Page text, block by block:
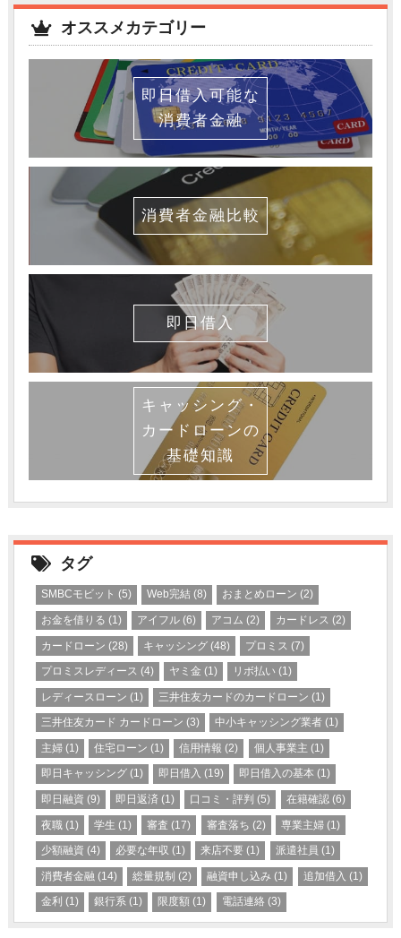
オススメカテゴリー
即日借入可能な
消費者金融
消費者金融比較
即日借入
キャッシング・
カードローンの
基礎知識
タグ
SMBCモビット (5) Web完結 (8) おまとめローン (2)
お金を借りる (1) アイフル (6) アコム (2) カードレス (2)
カードローン (28) キャッシング (48) プロミス (7)
プロミスレディース (4) ヤミ金 (1) リボ払い (1)
レディースローン (1) 三井住友カードのカードローン (1)
三井住友カード カードローン (3) 中小キャッシング業者 (1)
主婦 (1) 住宅ローン (1) 信用情報 (2) 個人事業主 (1)
即日キャッシング (1) 即日借入 (19) 即日借入の基本 (1)
即日融資 (9) 即日返済 (1) 口コミ・評判 (5) 在籍確認(6)
夜職 (1) 学生 (1) 審査 (17) 審査落ち (2) 専業主婦(1)
少額融資 (4) 必要な年収 (1) 来店不要 (1) 派遣社員 (1)
消費者金融 (14) 総量規制 (2) 融資申し込み (1) 追加借入 (1)
金利 (1) 銀行系 (1) 限度額 (1) 電話連絡(3)